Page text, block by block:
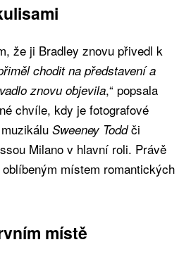
že ji Bradley znovu přivedl k
chodit na představení a
znovu objevila,“ popsala
chvíle, kdy je fotografové
Sweeney Toddči
Milano v hlavní roli. Právě
místem romantických
místě